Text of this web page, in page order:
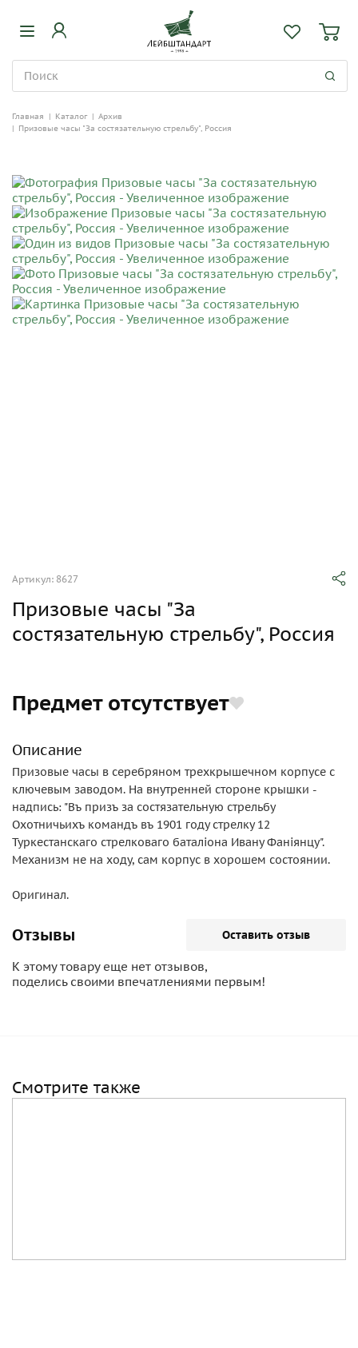
Главная | Каталог | Архив
| Призовые часы "За состязательную стрельбу", Россия
Артикул: 8627
Призовые часы "За
состязательную стрельбу", Россия
Предмет отсутствует
Описание
Призовые часы в серебряном трехкрышечном корпусе с
ключевым заводом. На внутренней стороне крышки -
надпись: "Въ призъ за состязательную стрельбу
Охотничьихъ командъ въ 1901 году стрелку 12
Туркестанскаго стрелковаго баталiона Ивану Фанiянцу".
Механизм не на ходу, сам корпус в хорошем состоянии.
Оригинал.
Отзывы Оставить отзыв
К этому товару еще нет отзывов,
поделись своими впечатлениями первым!
Смотрите также